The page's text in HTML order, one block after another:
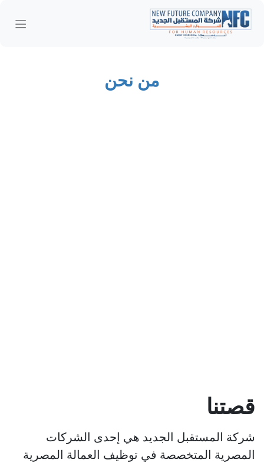
تخطي للذهاب إلى المحتوى
من نحن
قصتنا
شركة المستقبل الجديد هي إحدى الشركات
المصرية المتخصصة في توظيف العمالة المصرية